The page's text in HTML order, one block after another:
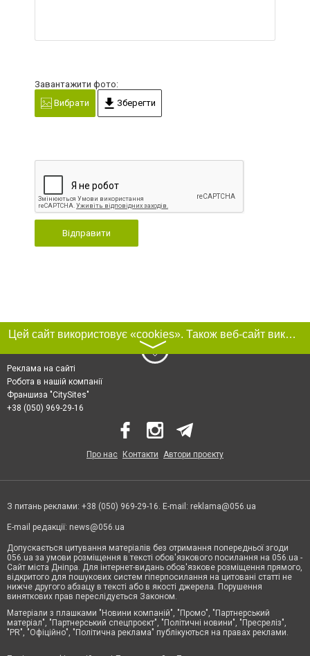
Завантажити фото:
Вибрати
Зберегти
Відправити
Цей сайт використовує «cookies». Також веб-сайт використовує інтернет-сервіс для збору технічних даних стосовно відвідувачів з метою отримання маркетингової та статистичної інформації. Умови обробки даних відвідувачів сайту див.
〉
Реклама на сайті
Робота в нашій компанії
Франшиза "CitySites"
+38 (050) 969-29-16
Про нас Контакти Автори проєкту
З питань реклами: +38 (050) 969-29-16. E-mail: reklama@056.ua
E-mail редакції: news@056.ua
Допускається цитування матеріалів без отримання попередньої згоди
056.ua за умови розміщення в тексті обов'язкового посилання на 056.ua -
Сайт міста Дніпра. Для інтернет-видань обов'язкове розміщення прямого,
відкритого для пошукових систем гіперпосилання на цитовані статті не
нижче другого абзацу в тексті або в якості джерела. Порушення
виняткових прав переслідується Законом.
Матеріали з плашками "Новини компаній", "Промо", "Партнерський
матеріал", "Партнерський спецпроєкт", "Політичні новини", "Пресреліз",
"PR", "Офіційно", "Політична реклама" публікуються на правах реклами.